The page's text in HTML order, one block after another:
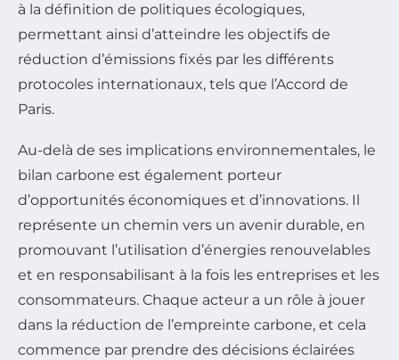
à la définition de politiques écologiques,
permettant ainsi d’atteindre les objectifs de
réduction d’émissions fixés par les différents
protocoles internationaux, tels que l’Accord de
Paris.
Au-delà de ses implications environnementales, le
bilan carbone est également porteur
d’opportunités économiques et d’innovations. Il
représente un chemin vers un avenir durable, en
promouvant l’utilisation d’énergies renouvelables
et en responsabilisant à la fois les entreprises et les
consommateurs. Chaque acteur a un rôle à jouer
dans la réduction de l’empreinte carbone, et cela
commence par prendre des décisions éclairées